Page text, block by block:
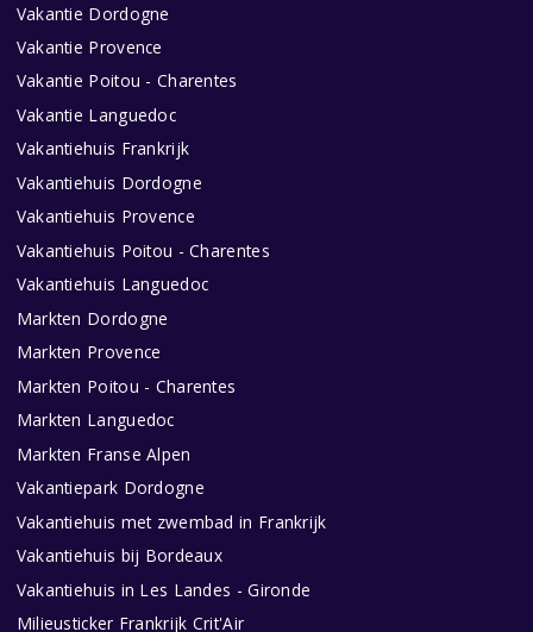
Vakantie Dordogne
Vakantie Provence
Vakantie Poitou - Charentes
Vakantie Languedoc
Vakantiehuis Frankrijk
Vakantiehuis Dordogne
Vakantiehuis Provence
Vakantiehuis Poitou - Charentes
Vakantiehuis Languedoc
Markten Dordogne
Markten Provence
Markten Poitou - Charentes
Markten Languedoc
Markten Franse Alpen
Vakantiepark Dordogne
Vakantiehuis met zwembad in Frankrijk
Vakantiehuis bij Bordeaux
Vakantiehuis in Les Landes - Gironde
Milieusticker Frankrijk Crit'Air